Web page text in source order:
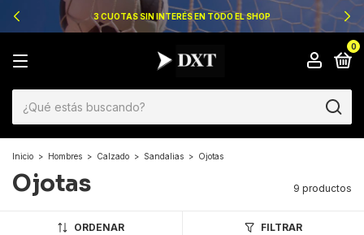
3 CUOTAS SIN INTERÉS EN TODO EL SHOP
0
Inicio > Hombres > Calzado > Sandalias > Ojotas
Ojotas 9 productos
ORDENAR FILTRAR